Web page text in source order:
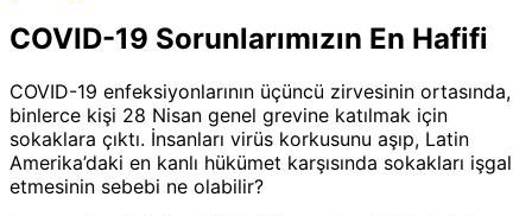
COVID-19 Sorunlarımızın En Hafifi
COVID-19 enfeksiyonlarının üçüncü zirvesinin ortasında,
binlerce kişi 28 Nisan genel grevine katılmak için
sokaklara çıktı. İnsanları virüs korkusunu aşıp, Latin
Amerika’daki en kanlı hükümet karşısında sokakları işgal
etmesinin sebebi ne olabilir?